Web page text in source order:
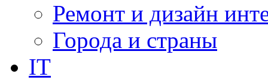
Ремонт и дизайн
Города и страны
IT